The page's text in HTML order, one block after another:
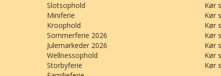
Slotsophold
Miniferie
Kroophold
Sommerferie 2026
Julemarkeder 2026
Wellnessophold
Storbyferie
Kør
Kør
Kør
Kør
Kør
Kør
Kør